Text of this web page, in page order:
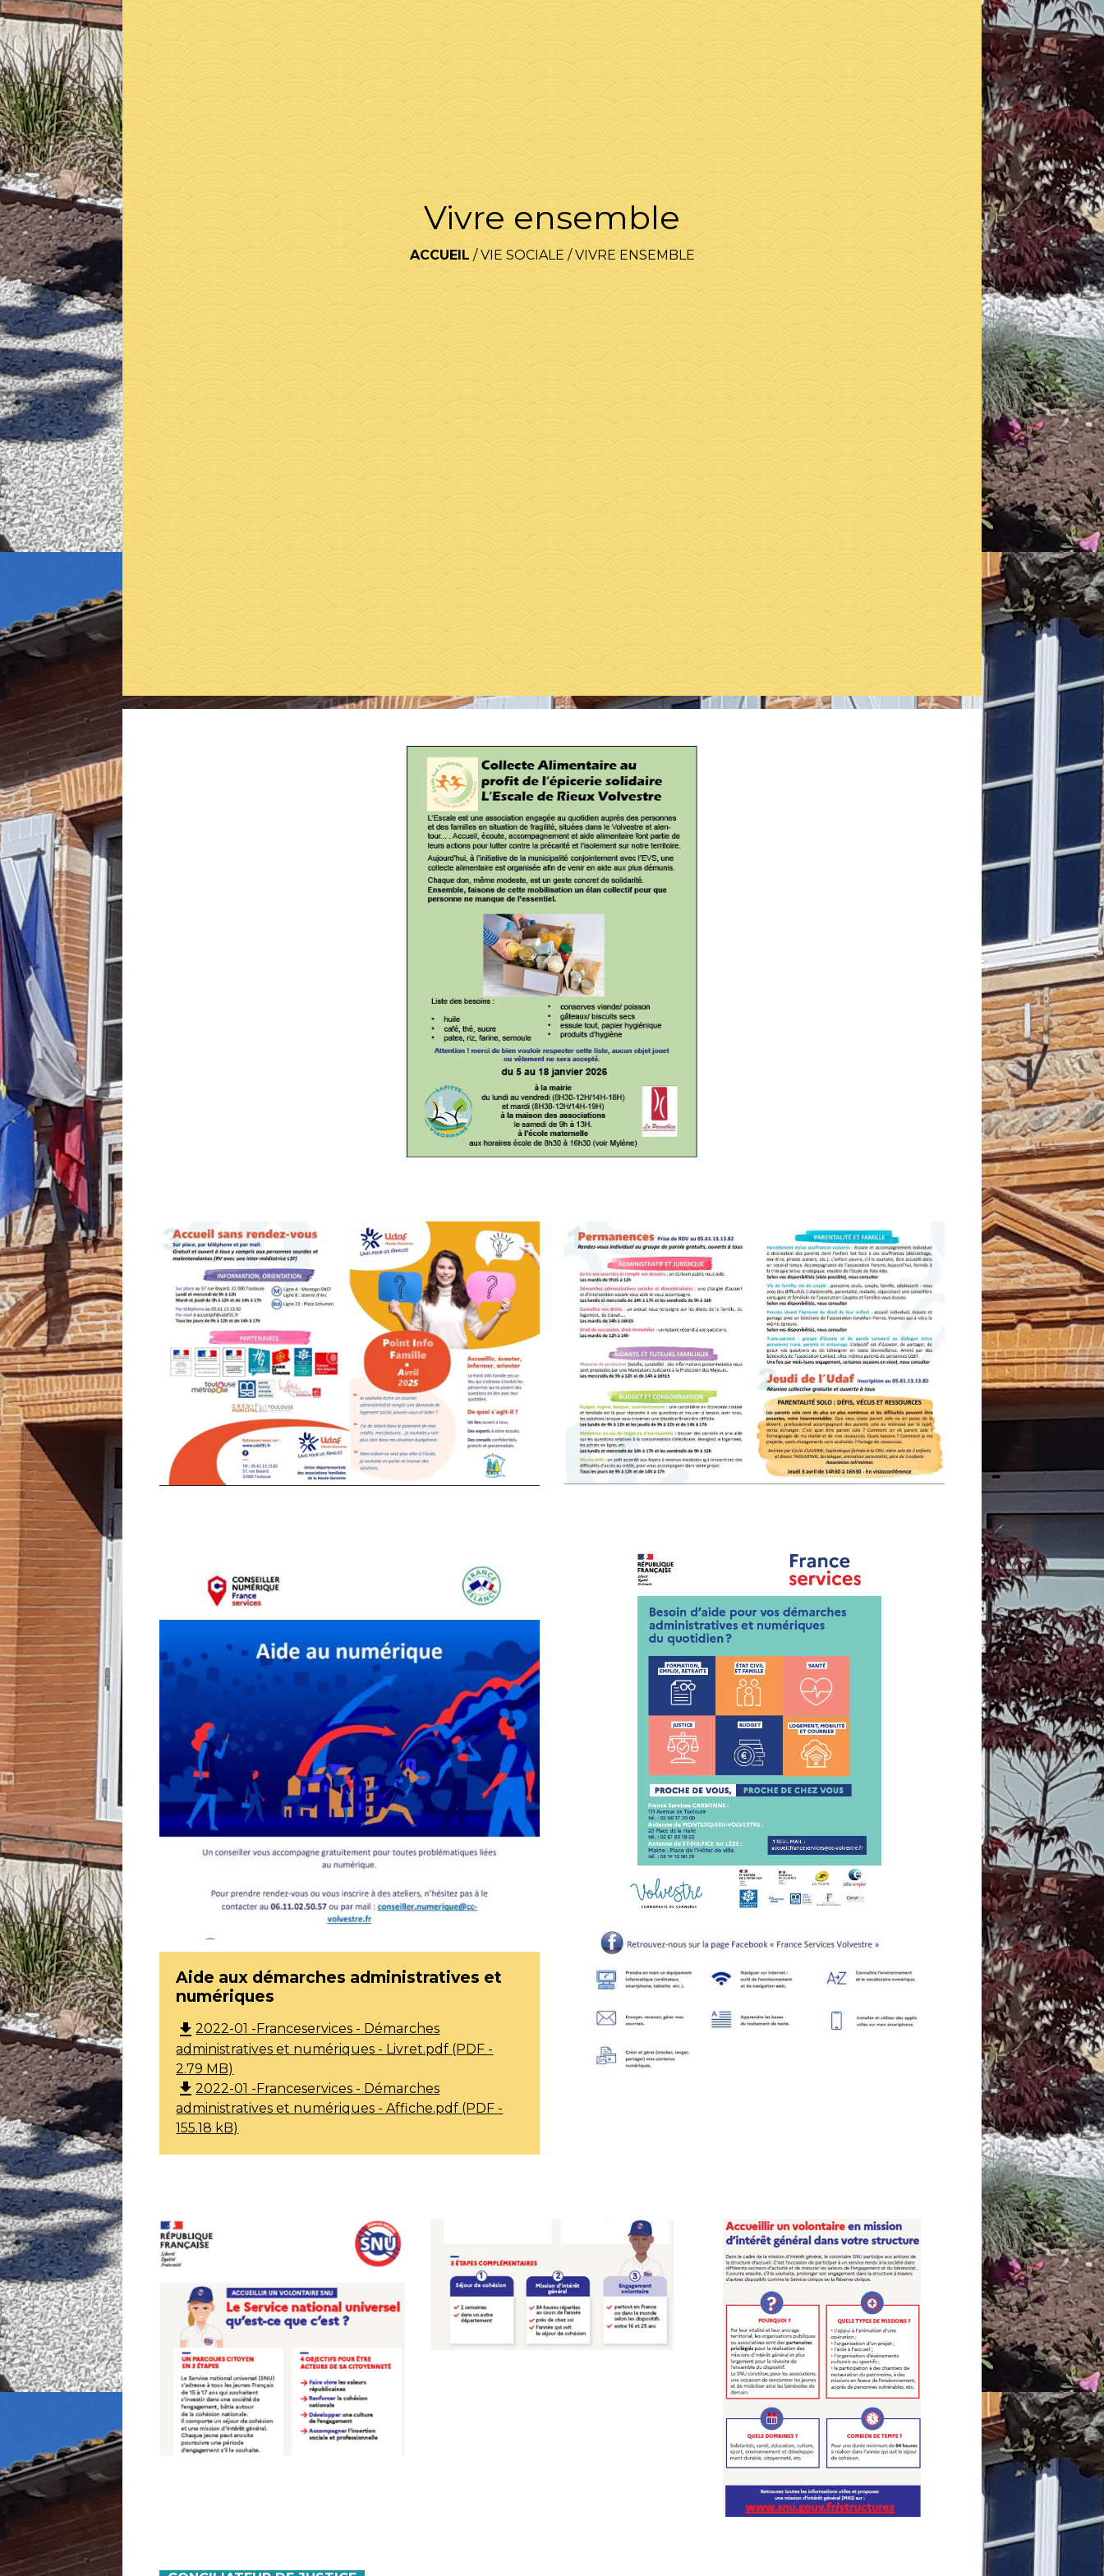
Vivre ensemble
ACCUEIL /VIE SOCIALE /VIVRE ENSEMBLE
Aide aux démarches administratives et
numériques
file_download2022-01 -Franceservices - Démarches
administratives et numériques - Livret.pdf (PDF -
2.79 MB)
file_download2022-01 -Franceservices - Démarches
administratives et numériques - Affiche.pdf (PDF -
155.18 kB)